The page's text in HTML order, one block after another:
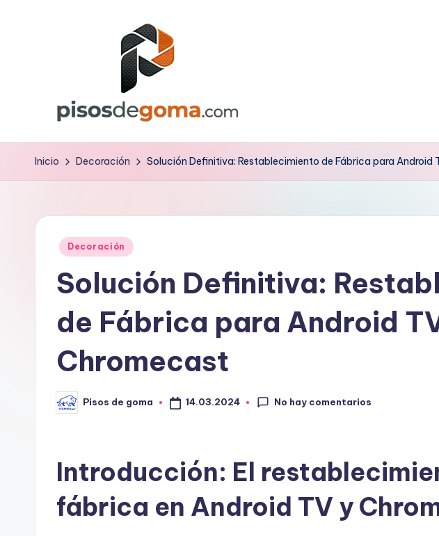
P
is
s
m
Inicio Decoración Solución Definitiva: Restablecimiento de Fábrica para Android
Publicado
Decoración
Solución Definitiva:
de Fábrica para Android
Chromecast
Publicado
por
Pisos de goma 14.03.2024 No hay comentarios
Introducción: El
fábrica en Android TV y